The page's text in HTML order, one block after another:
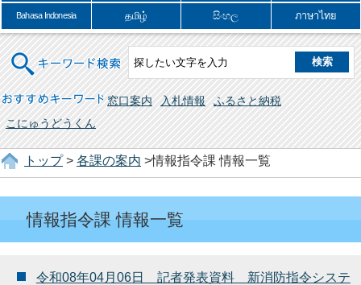
Bahasa Indonesia தமிழ் සිංහල ภาษาไทย
キーワード検索
おすすめキーワード 窓口案内 入札情報
ふるさと納税
こにゅうどうくん
トップ> 各課の案内 >情報指令課 情報一覧
情報指令課 情報一覧
令和08年04月06日 記者発表資料 新消防指令システ